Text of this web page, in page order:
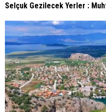
Selçuk Gezilecek Yerler :